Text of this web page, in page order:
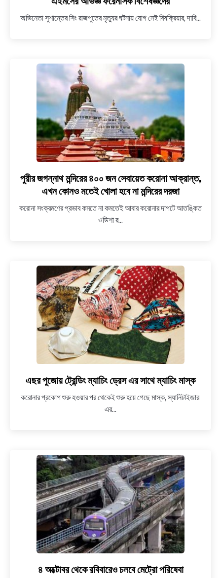
সিং
যোগ
নেই,
দাবি
এইমসের
অভিজ্ঞ
ফরেনসিক
বিশেষজ্ঞদের
অভিনেতা সুশান্তের সিং রাজপুতের মৃত্যুর ঘটনায় যোগ নেই বিষক্রিয়ার, দাবি...
link
to
জগন্নাথ
মন্দিরের
করোনা
আক্রান্ত,
এখন
কোনও
মতেই
খোলা
হবে
না
মন্দিরের
দরজা
পুরীর জগন্নাথ মন্দিরের ৪০০ জন সেবায়েত করোনা আক্রান্ত,
এখন কোনও মতেই খোলা হবে না মন্দিরের দরজা
করোনা সংক্রমণের প্রভাব কমতে না কমতেই আবার করোনার দাপটে আতঙ্কিত
ওডিশা র...
link
এছর
পুজোয়
এর
সাথে
ম্যাচিং
মাস্ক
এছর পুজোয় ট্রেন্ডিং ম্যাচিং ড্রেস এর সাথে ম্যাচিং মাস্ক
করোনার প্রকোপ শুরু হওয়ার পর থেকেই শুরু হয়ে গেছে মাস্ক, স্যানিটাইজার
এর...
link
৪ অক্টোবর থেকে রবিবারেও চলবে মেট্রো পরিষেবা